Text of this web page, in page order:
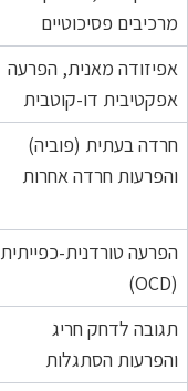
מרכיבים פסיכוטיים
אפיזודה מאנית, הפרעה
אפקטיבית דו-קוטבית
חרדה בעתית (פוביה)
והפרעות חרדה אחרות
הפרעה טורדנית-כפייתית
(OCD)
תגובה לדחק חריג
והפרעות הסתגלות